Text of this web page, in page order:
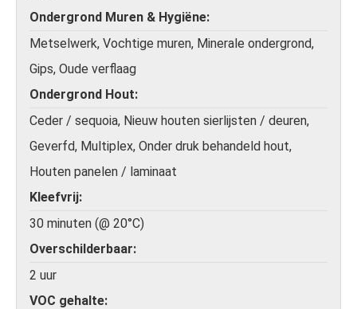
Ondergrond Muren & Hygiëne
Metselwerk, Vochtige muren, Minerale ondergrond,
Gips, Oude verflaag
Ondergrond Hout
Ceder / sequoia, Nieuw houten sierlijsten / deuren,
Geverfd, Multiplex, Onder druk behandeld hout,
Houten panelen / laminaat
Kleefvrij
30 minuten (@ 20°C)
Overschilderbaar
2 uur
VOC gehalte